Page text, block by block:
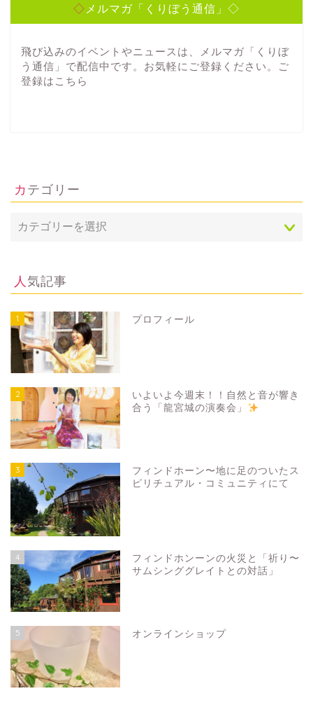
◇メルマガ「くりぼう通信」◇
飛び込みのイベントやニュースは、メルマガ「くりぼ
う通信」で配信中です。お気軽にご登録ください。ご
登録は こちら
カテゴリー
人気記事
1 プロフィール
2
いよいよ今週末！！自然と音が響き
合う「龍宮城の演奏会」
3
フィンドホーン〜地に足のついたス
ピリチュアル・コミュニティにて
4
フィンドホンーンの火災と「祈り〜
サムシンググレイトとの対話」
5 オンラインショップ